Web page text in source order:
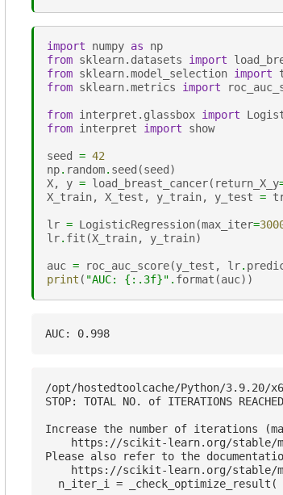
import numpy as
np
from sklearn.datasets import
from sklearn.model_selection import
from sklearn.metrics import
from interpret.glassbox import
from interpret import show
seed = 42
np. random. seed (seed )
X, y = load_breast_cancer( return_X_y
X_train, X_test , y_train, y_test =
lr = LogisticRegression(max_iter=
lr. fit (X_train, y_train)
auc = roc_auc_score(y_test , lr.
print ( "AUC: {:.3f}" . format (auc))
AUC: 0.998
/opt/hostedtoolcache/Python/3.9.20/
STOP: TOTAL NO. of ITERATIONS
Increase the number of iterations
https://scikit-learn.org/stable/
Please also refer to the
https://scikit-learn.org/